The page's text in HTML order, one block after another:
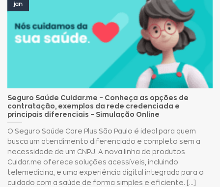
Seguro Saúde Cuidar.me – Conheça as opções de
contratação, exemplos da rede credenciada e
principais diferenciais – Simulação Online
O Seguro Saúde Care Plus São Paulo é ideal para quem
busca um atendimento diferenciado e completo sem a
necessidade de um CNPJ. A nova linha de produtos
Cuidar.me oferece soluções acessíveis, incluindo
telemedicina, e uma experiência digital integrada para o
cuidado com a saúde de forma simples e eficiente. [...]
jan